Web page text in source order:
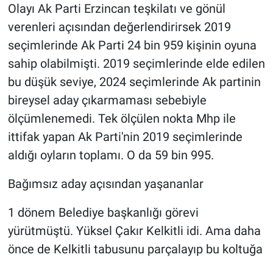
Olayı Ak Parti Erzincan teşkilatı ve gönül
verenleri açısından değerlendirirsek 2019
seçimlerinde Ak Parti 24 bin 959 kişinin oyuna
sahip olabilmişti. 2019 seçimlerinde elde edilen
bu düşük seviye, 2024 seçimlerinde Ak partinin
bireysel aday çıkarmaması sebebiyle
ölçümlenemedi. Tek ölçülen nokta Mhp ile
ittifak yapan Ak Parti'nin 2019 seçimlerinde
aldığı oyların toplamı. O da 59 bin 995.
Bağımsız aday açısından yaşananlar
1 dönem Belediye başkanlığı görevi
yürütmüştü. Yüksel Çakır Kelkitli idi. Ama daha
önce de Kelkitli tabusunu parçalayıp bu koltuğa